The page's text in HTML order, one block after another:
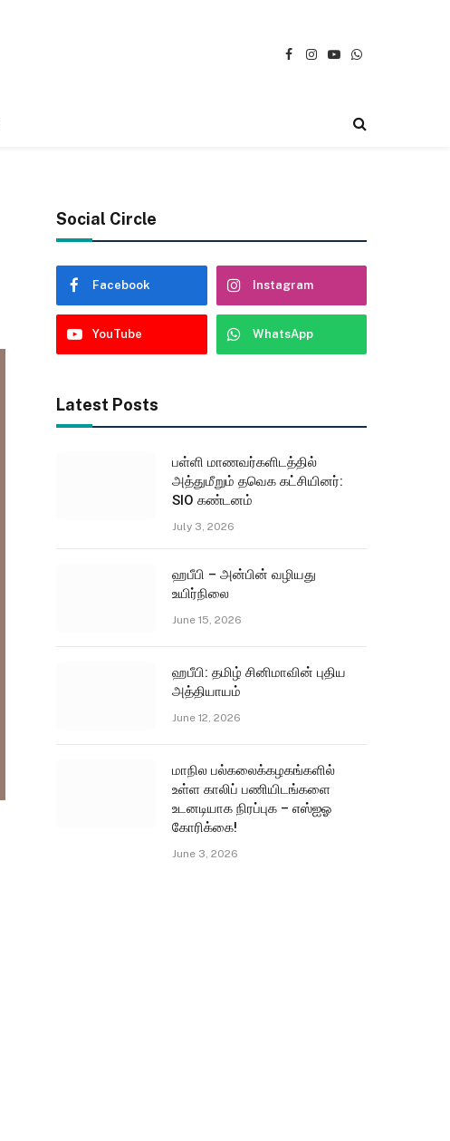
Facebook
Instagram
YouTubeWhatsApp
Social Circle
Facebook Instagram
YouTube WhatsApp
Latest Posts
பள்ளி மாணவர்களிடத்தில்
அத்துமீறும் தவெக கட்சியினர்:
SIO கண்டனம்
July 3, 2026
ஹபீபி – அன்பின் வழியது
உயிர்நிலை
June 15, 2026
ஹபீபி: தமிழ் சினிமாவின் புதிய
அத்தியாயம்
June 12, 2026
மாநில பல்கலைக்கழகங்களில்
உள்ள காலிப் பணியிடங்களை
உடனடியாக நிரப்புக – எஸ்ஐஓ
கோரிக்கை!
June 3, 2026